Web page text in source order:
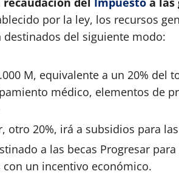
por la ley, los recursos
del siguiente modo:
M, equivalente a un 20% del
médico, elementos de
otro 20%, irá a subsidios para
a las becas Progresar
con un incentivo económico.